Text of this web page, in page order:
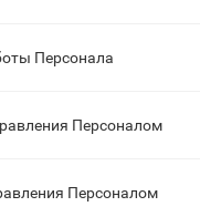
Персонала
Персоналом
Персоналом